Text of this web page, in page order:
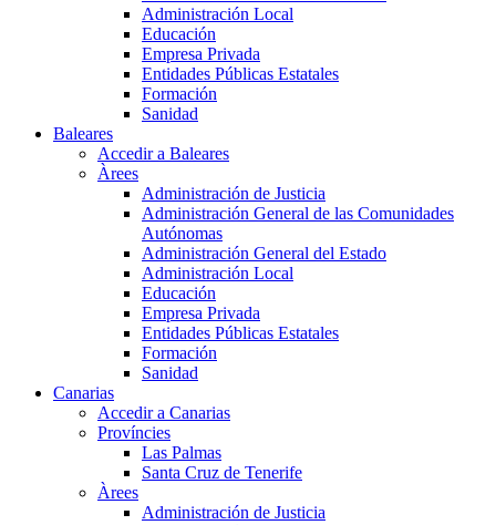
Administración Local
Educación
Empresa Privada
Entidades Públicas Estatales
Formación
Sanidad
Baleares
Accedir a Baleares
Àrees
Administración de Justicia
Administración General de las Comunidades
Autónomas
Administración General del Estado
Administración Local
Educación
Empresa Privada
Entidades Públicas Estatales
Formación
Sanidad
Canarias
Accedir a Canarias
Províncies
Las Palmas
Santa Cruz de Tenerife
Àrees
Administración de Justicia